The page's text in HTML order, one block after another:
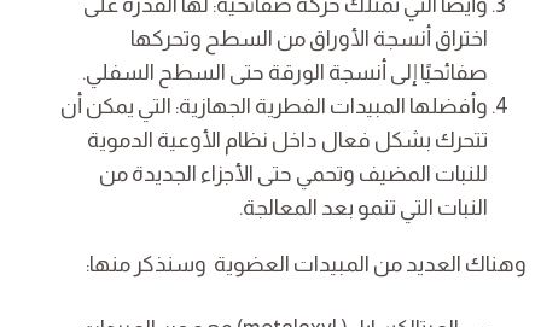
اختراق أنسجة الأوراق من السطح وتحركها
صفائحيًا إلى أنسجة الورقة حتى السطح السفلي.
وأفضلها المبيدات الفطرية الجهازية: التي يمكن أن
تتحرك بشكل فعال داخل نظام الأوعية الدموية
للنبات المضيف وتحمي حتى الأجزاء الجديدة من
النبات التي تنمو بعد المعالجة.
وهناك العديد من المبيدات العضوية وسنذكر منها: